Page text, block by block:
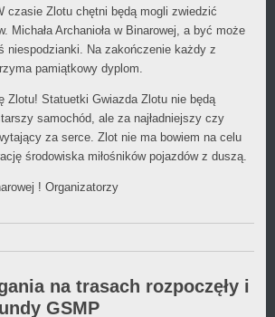
czasie Zlotu chętni będą mogli zwiedzić
Michała Archanioła w Binarowej, a być może
niespodzianki. Na zakończenie każdy z
pamiątkowy dyplom.
Zlotu! Statuetki Gwiazda Zlotu nie będą
samochód, ale za najładniejszy czy
za serce. Zlot nie ma bowiem na celu
środowiska miłośników pojazdów z duszą.
! Organizatorzy
na trasach rozpoczęły i
GSMP